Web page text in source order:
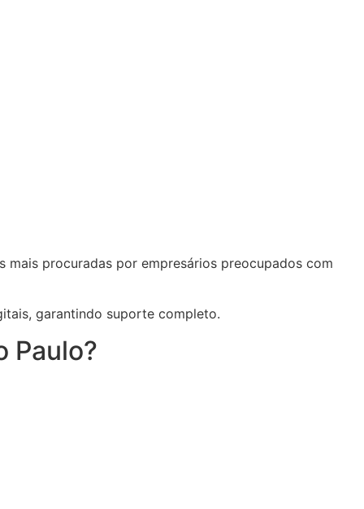
procuradas por empresários preocupados com
garantindo suporte completo.
Paulo?